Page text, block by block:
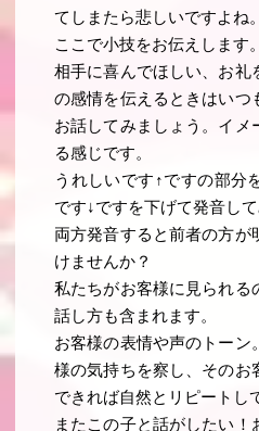
てしまたら悲しいですよね。
ここで小技をお伝えします。
相手に喜んでほしい、お礼
の感情を伝えるときはいつ
お話してみましょう。イメ
る感じです。
うれしいです↑ですの部分
です↓ですを下げて発音して
両方発音すると前者の方が
けませんか？
私たちがお客様に見られる
話し方も含まれます。
お客様の表情や声のトーン
様の気持ちを察し、そのお
できれば自然とリピートし
またこの子と話がしたい！